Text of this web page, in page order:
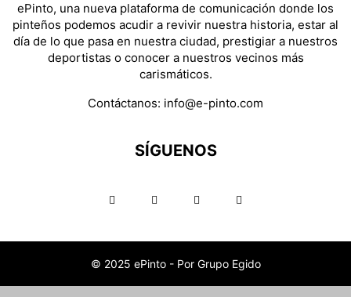
ePinto, una nueva plataforma de comunicación donde los
pinteños podemos acudir a revivir nuestra historia, estar al
día de lo que pasa en nuestra ciudad, prestigiar a nuestros
deportistas o conocer a nuestros vecinos más
carismáticos.
Contáctanos: info@e-pinto.com
SÍGUENOS
© 2025 ePinto - Por Grupo Egido